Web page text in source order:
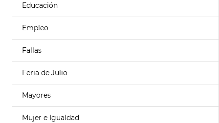
Educación
Empleo
Fallas
Feria de Julio
Mayores
Mujer e Igualdad